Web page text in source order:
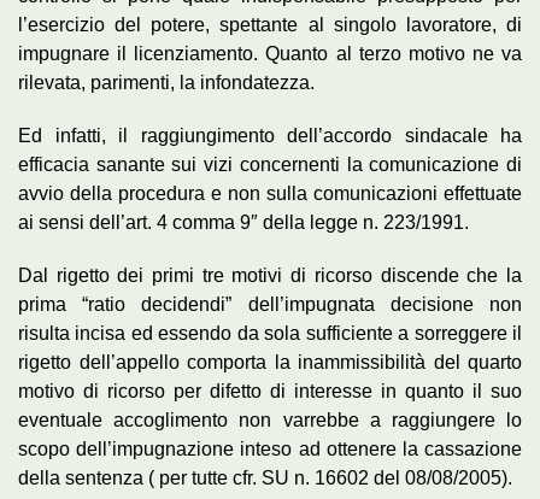
l’esercizio del potere, spettante al singolo lavoratore, di
impugnare il licenziamento. Quanto al terzo motivo ne va
rilevata, parimenti, la infondatezza.
Ed infatti, il raggiungimento dell’accordo sindacale ha
efficacia sanante sui vizi concernenti la comunicazione di
avvio della procedura e non sulla comunicazioni effettuate
ai sensi dell’art. 4 comma 9″ della legge n. 223/1991.
Dal rigetto dei primi tre motivi di ricorso discende che la
prima “ratio decidendi” dell’impugnata decisione non
risulta incisa ed essendo da sola sufficiente a sorreggere il
rigetto dell’appello comporta la inammissibilità del quarto
motivo di ricorso per difetto di interesse in quanto il suo
eventuale accoglimento non varrebbe a raggiungere lo
scopo dell’impugnazione inteso ad ottenere la cassazione
della sentenza ( per tutte cfr. SU n. 16602 del 08/08/2005).